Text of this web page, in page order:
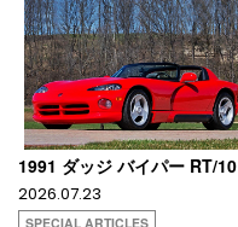
1991 ダッジ バイパー RT/10
2026.07.23
SPECIAL ARTICLES